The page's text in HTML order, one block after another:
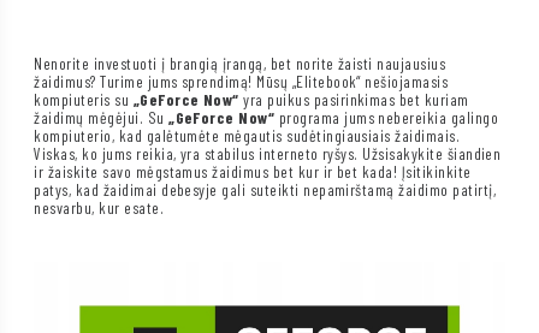
Nenorite investuoti į brangią įrangą, bet norite žaisti naujausius
žaidimus? Turime jums sprendimą! Mūsų „Elitebook“ nešiojamasis
kompiuteris su „GeForce Now“ yra puikus pasirinkimas bet kuriam
žaidimų mėgėjui. Su„GeForce Now“ programa jums nebereikia galingo
kompiuterio, kad galėtumėte mėgautis sudėtingiausiais žaidimais.
Viskas, ko jums reikia, yra stabilus interneto ryšys. Užsisakykite šiandien
ir žaiskite savo mėgstamus žaidimus bet kur ir bet kada! Įsitikinkite
patys, kad žaidimai debesyje gali suteikti nepamirštamą žaidimo patirtį,
nesvarbu, kur esate.